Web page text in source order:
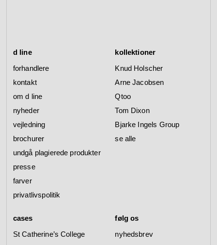
d line
forhandlere
kontakt
om d line
nyheder
vejledning
brochurer
undgå plagierede produkter
presse
farver
privatlivspolitik
kollektioner
Knud Holscher
Arne Jacobsen
Qtoo
Tom Dixon
Bjarke Ingels Group
se alle
cases
St Catherine’s College
følg os
nyhedsbrev